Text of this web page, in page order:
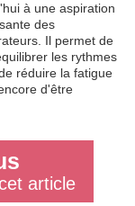
à une aspiration
des
Il permet de
les rythmes
réduire la fatigue
d'être
article